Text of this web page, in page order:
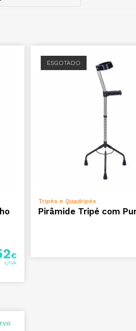
€
ESGOTADO
VER OPÇÕES
Tripés e Quadripés
Pirâmide Tripé com